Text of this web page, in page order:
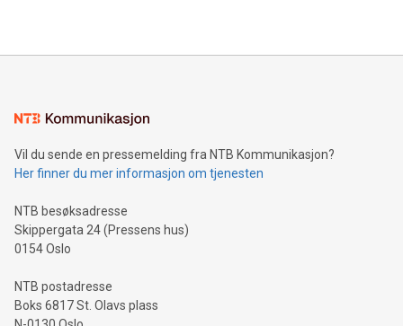
Vil du sende en pressemelding fra NTB Kommunikasjon?
Her finner du mer informasjon om tjenesten
NTB besøksadresse
Skippergata 24 (Pressens hus)
0154 Oslo
NTB postadresse
Boks 6817 St. Olavs plass